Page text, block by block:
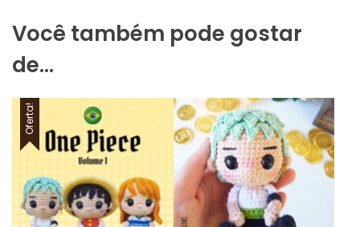
Você também pode gostar
de…
Oferta!